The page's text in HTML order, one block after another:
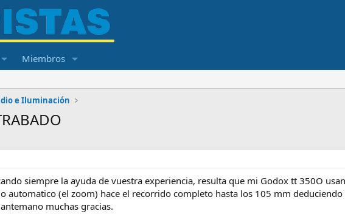
Miembros
e Iluminación
siempre la ayuda de vuestra experiencia, resulta que mi Godox tt 350O
automatico (el zoom) hace el recorrido completo hasta los 105 mm
muchas gracias.